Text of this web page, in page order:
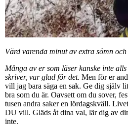
Värd varenda minut av extra sömn och
Många av er som läser kanske inte
skriver, var glad för det. Men för er
vill jag bara säga en sak. Ge dig själv
bra som du är. Oavsett om du sover,
tusen andra saker en lördagskväll.
DU vill. Gläds åt dina val, lär dig av
inte.